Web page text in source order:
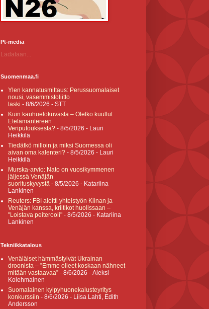
Pt-media
Ladataan...
Suomenmaa.fi
Ylen kannatusmittaus: Perussuomalaiset
nousi, vasemmistoliitto
laski - 8/6/2026 - STT
Kuin kauhuelokuvasta – Oletko kuullut
Etelämantereen
Veriputouksesta? - 8/5/2026 - Lauri
Heikkilä
Tiedätkö milloin ja miksi Suomessa oli
aivan oma kalenteri? - 8/5/2026 - Lauri
Heikkilä
Murska-arvio: Nato on vuosikymmenen
jäljessä Venäjän
suorituskyvystä - 8/5/2026 - Katariina
Lankinen
Reuters: FBI aloitti yhteistyön Kiinan ja
Venäjän kanssa, kriitikot huolissaan –
"Loistava peiterooli" - 8/5/2026 - Katariina
Lankinen
Tekniikkatalous
Venäläiset hämmästyivät Ukrainan
droonista – ”Emme olleet koskaan nähneet
mitään vastaavaa” - 8/6/2026 - Aleksi
Kolehmainen
Suomalainen kylpyhuonekalusteyritys
konkurssiin - 8/6/2026 - Liisa Lahti, Edith
Andersson